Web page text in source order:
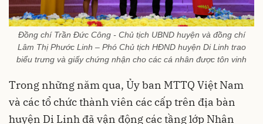
Đồng chí Trần Đức Công - Chủ tịch UBND huyện và đồng chí
Lâm Thị Phước Linh – Phó Chủ tịch HĐND huyện Di Linh trao
biểu trưng và giấy chứng nhận cho các cá nhân được tôn vinh
Trong những năm qua, Ủy ban MTTQ Việt Nam
và các tổ chức thành viên các cấp trên địa bàn
huyện Di Linh đã vận động các tầng lớp Nhân